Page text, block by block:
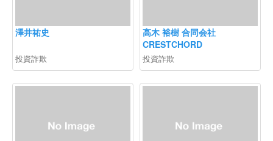
澤井祐史
投資詐欺
高木 裕樹 合同会社
CRESTCHORD
投資詐欺